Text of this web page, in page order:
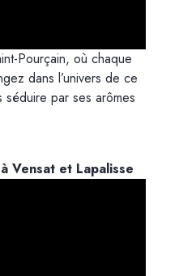
Pourçain, où chaque
dans l’univers de ce
par ses arômes
Vensat et Lapalisse